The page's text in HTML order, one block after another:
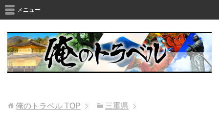
メニュー
俺のトラベル TOP 三重県